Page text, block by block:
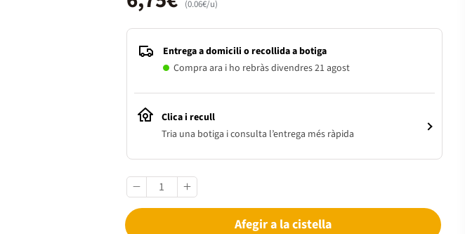
(0.06€/u)
Entrega a domicili o recollida a botiga
Compra ara i ho rebràs divendres 21 agost
Clica i recull
Tria una botiga i consulta l’entrega més ràpida
Afegir a la cistella